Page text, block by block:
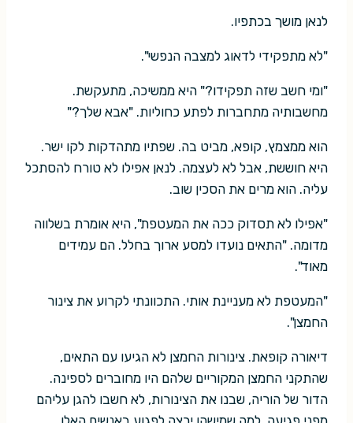
לנאן מושך בכתפיו.
"לא מתפקידי לדאוג למצבה הנפשי".
"ומי חשב שזה תפקידו?" היא ממשיכה, מתעקשת.
מחשבותיה מתחברות לפתע כחוליות. "אבא שלך?"
הוא ממצמץ, קופא, מביט בה. שפתיו מתהדקות לקו ישר.
היא חוששת, אבל לא לעצמה. לנאן אפילו לא טורח להסתכל
עליה. הוא מרים את הסכין שוב.
"אפילו לא תסדוק ככה את המעטפת", היא אומרת בשלווה
מדומה. "התאים נועדו למסע ארוך בחלל. הם עמידים
מאוד".
"המעטפת לא מעניינת אותי. התכוונתי לקרוע את צינור
החמצן".
דיאורה קופאת. צינורות החמצן לא הגיעו עם התאים,
שהתקני החמצן המקוריים שלהם היו מחוברים לספינה.
הדור של הוריה, שבנו את הצינורות, לא חשבו להגן עליהם